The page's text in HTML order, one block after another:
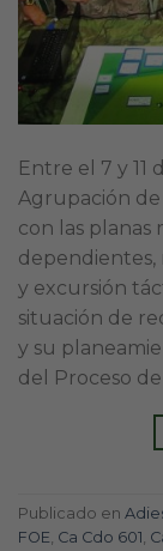
Entre el 7 y 11
Agrupación de
con las planas
dependientes,
y excursión
situación de
y su
del Proceso
Publicado en
FOE, Ca Cdo 601,